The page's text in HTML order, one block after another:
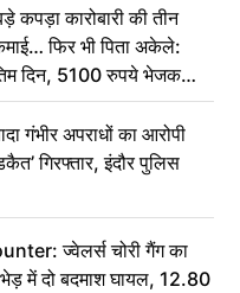
कारोबारी की तीन
फिर भी पिता अकेले:
दिन, 5100 रुपये भेजकर
दीजिए हम नहीं आ पाएंगे
गंभीर अपराधों का आरोपी
गिरफ्तार, इंदौर पुलिस
ज्वेलर्स चोरी गैंग का
में दो बदमाश घायल, 12.80